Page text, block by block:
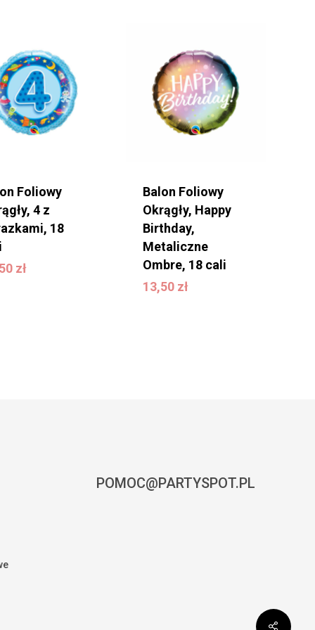
Foliowy
4 z
18
zł
Balon Foliowy
Okrągły, Happy
Birthday,
Metaliczne
Ombre, 18 cali
13,50 zł
13,50zł
POMOC@PARTYSPOT.PL